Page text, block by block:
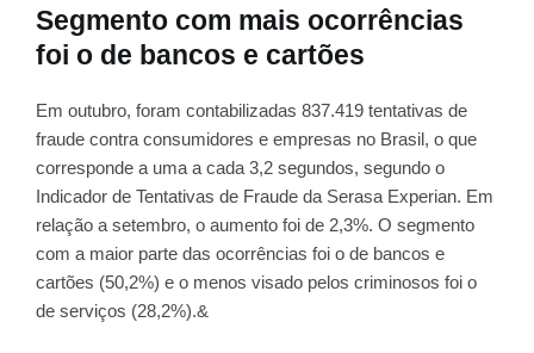
Segmento com mais ocorrências
foi o de bancos e cartões
Em outubro, foram contabilizadas 837.419 tentativas de
fraude contra consumidores e empresas no Brasil, o que
corresponde a uma a cada 3,2 segundos, segundo o
Indicador de Tentativas de Fraude da Serasa Experian. Em
relação a setembro, o aumento foi de 2,3%. O segmento
com a maior parte das ocorrências foi o de bancos e
cartões (50,2%) e o menos visado pelos criminosos foi o
de serviços (28,2%).&